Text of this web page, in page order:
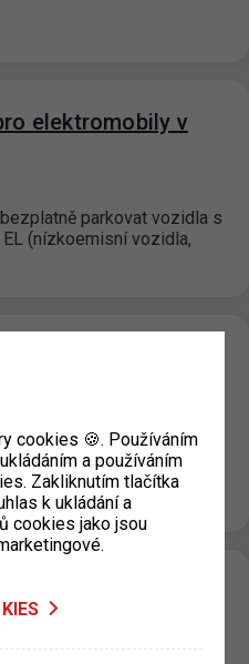
elektromobily v
parkovat vozidla s
(nízkoemisní vozidla,
stání v Městské
části Praha 5 dochází od
stání u
v průběhu
prázdnin
cookies 🍪. Používáním
a používáním
Zakliknutím tlačítka
k ukládání a
cookies jako jsou